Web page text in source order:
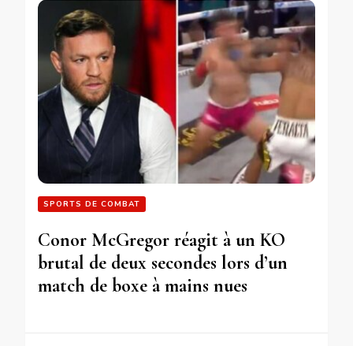
SPORTS DE COMBAT
Conor McGregor réagit à un KO
brutal de deux secondes lors d’un
match de boxe à mains nues